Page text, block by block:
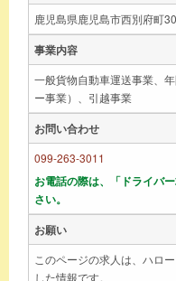
鹿児島県鹿児島市西別府町
事業内容
一般貨物自動車運送事業、
ー事業）、引越事業
お問い合わせ
099-263-3011
お電話の際は、「ドライバ
さい。
お願い
このページの求人は、ハロ
した情報です。